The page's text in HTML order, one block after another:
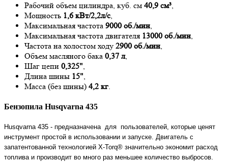
Рабочий объем цилиндра, куб. см 40,9 см³,
Мощность 1,6 кВт/2,2л/с,
Максимальная частота 9000 об./мин,
Максимальная частота двигателя 13000 об./мин,
Частота на холостом ходу 2900 об./мин,
Объем масляного бака 0,37 л,
Шаг цепи 0,325",
Длина шины 15",
Масса (без шины) 4,2 кг.
Бензопила Husqvarna 435
Husqvarna 435 - предназначена для пользователей, которые ценят
инструмент простой в использовании и запуске. Двигатель с
запатентованной технологией X-Torq® значительно экономит расход
топлива и производит во много раз меньшее количество выбросов.